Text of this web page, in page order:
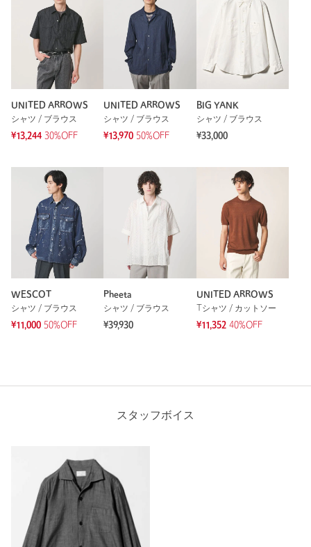
UNITED ARROWS
シャツ / ブラウス
¥13,244 30%OFF
UNITED ARROWS
シャツ / ブラウス
¥13,970 50%OFF
BIG YANK
シャツ / ブラウス
¥33,000
WESCOT
シャツ / ブラウス
¥11,000 50%OFF
Pheeta
シャツ / ブラウス
¥39,930
UNITED ARROWS
Tシャツ / カットソー
¥11,352 40%OFF
スタッフボイス